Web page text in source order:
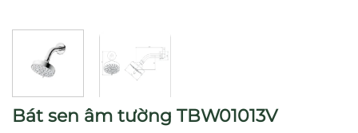
Bát sen âm tường TBW01013V